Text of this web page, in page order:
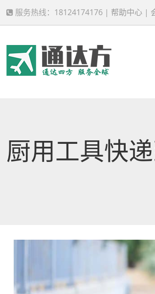
服务热线：18124174176 | 帮助中心 |
厨用工具快